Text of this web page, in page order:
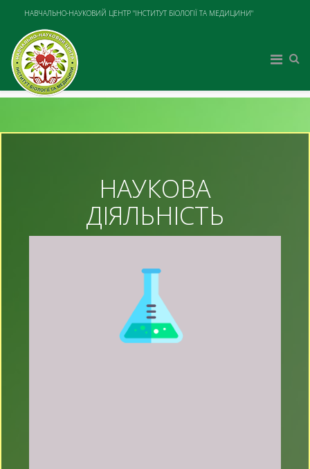
НАВЧАЛЬНО-НАУКОВИЙ ЦЕНТР "ІНСТИТУТ БІОЛОГІЇ ТА МЕДИЦИНИ"
НАУКОВА
ДІЯЛЬНІСТЬ